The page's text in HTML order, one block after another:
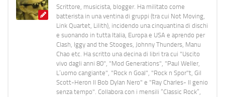
Scrittore, musicista, blogger. Ha militato come
batterista in una ventina di gruppi (tra cui Not Moving,
Link Quartet, Lilith), incidendo una cinquantina di dischi
e suonando in tutta Italia, Europa e USA e aprendo per
Clash, Iggy and the Stooges, Johnny Thunders, Manu
Chao etc. Ha scritto una decina di libri tra cui "Uscito
vivo dagli anni 80", "Mod Generations", "Paul Weller,
L’uomo cangiante", "Rock n Goal", "Rock n Spor"t, Gil
Scott-Heron Il Bob Dylan Nero" e "Ray Charles- Il genio
senza tempo". Collabora con i mensili “Classic Rock”,